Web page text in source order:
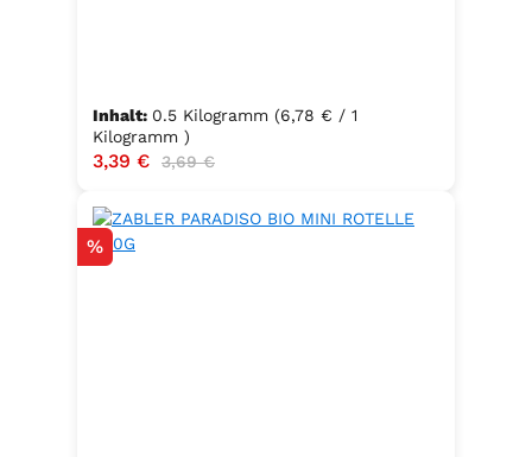
Inhalt: 0.5 Kilogramm (6,78 € / 1
Kilogramm )
Verkaufspreis:
3,39 € Regulärer Preis:
3,69 €
Rabatt
%